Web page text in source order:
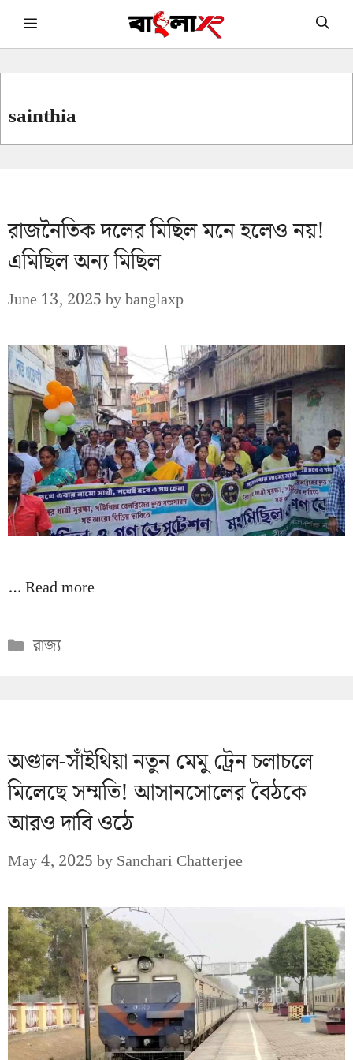
Skip Menu
sainthia
রাজনৈতিক দলের মিছিল মনে হলেও নয়!
এমিছিল অন্য মিছিল
June 13, 2025bybanglaxp
…Read more
Categories
রাজ্য
অণ্ডাল-সাঁইথিয়া নতুন মেমু ট্রেন চলাচলে
মিলেছে সম্মতি! আসানসোলের বৈঠকে
আরও দাবি ওঠে
May 4, 2025bySanchari Chatterjee